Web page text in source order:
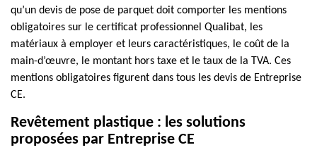
qu’un devis de pose de parquet doit comporter les mentions
obligatoires sur le certificat professionnel Qualibat, les
matériaux à employer et leurs caractéristiques, le coût de la
main-d’œuvre, le montant hors taxe et le taux de la TVA. Ces
mentions obligatoires figurent dans tous les devis de Entreprise
CE.
Revêtement plastique : les solutions
proposées par Entreprise CE